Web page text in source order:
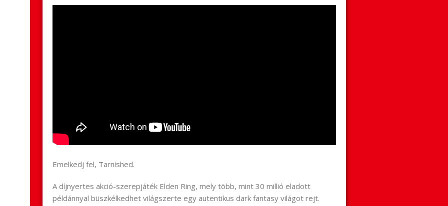
Emelkedj fel, Tarnished.
A díjnyertes akció-szerepjáték Elden Ring, mely több, mint 30 millió eladott
példánnyal büszkélkedhet világszerte egy autentikus dark fantasy világot rejt.